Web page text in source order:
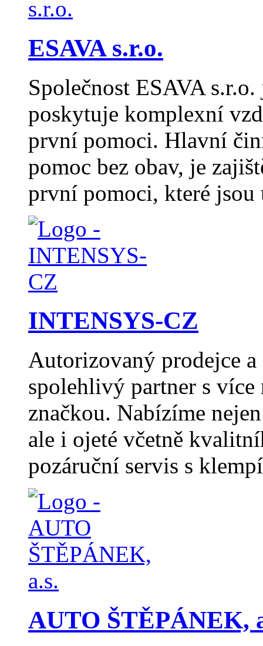
ESAVA s.r.o.
Společnost ESAVA
poskytuje komplexní
první pomoci. Hlavní
pomoc bez obav, je
první pomoci, které jsou
INTENSYS-CZ
Autorizovaný prodejce
spolehlivý partner s více
značkou. Nabízíme
ale i ojeté včetně
pozáruční servis s
AUTO ŠTĚPÁNEK,